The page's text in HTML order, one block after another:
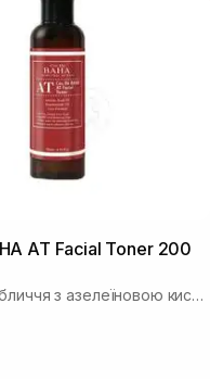
AT Facial Toner 200
Тонер для обличчя з азелеїновою кислотою